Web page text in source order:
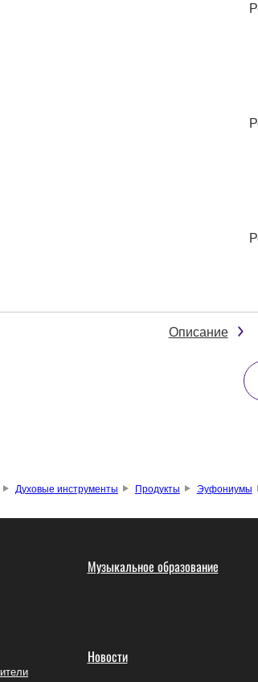
Описание
Духовые инструменты Продукты Эуфониумы
Музыкальное образование
Новости